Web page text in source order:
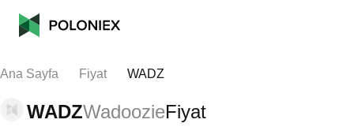
Ana Sayfa Fiyat WADZ
WADZWadoozieFiyat